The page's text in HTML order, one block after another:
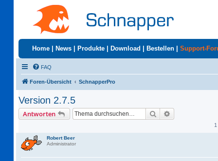
Home News Produkte Download Bestellen Support-
FAQ
Foren-Übersicht SchnapperPro
Version 2.7.5
Antworten Suche
Robert Beer
Administrator